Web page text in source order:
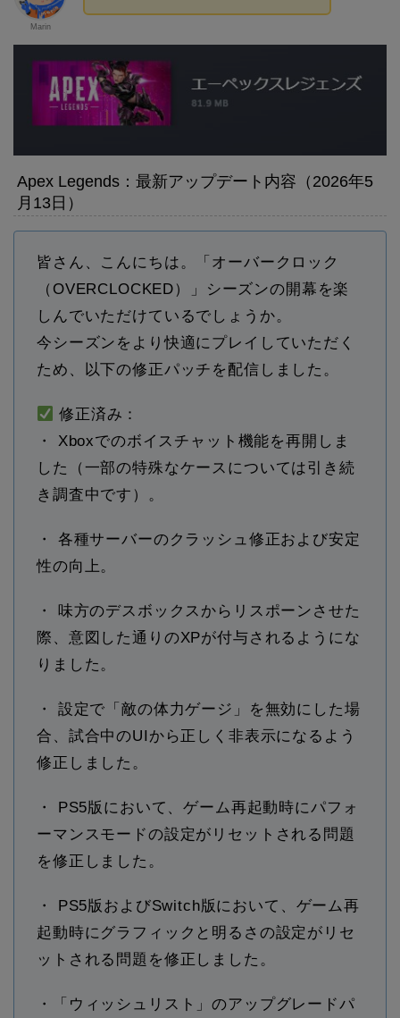
Marin
Apex Legends：最新アップデート内容（2026年5
月13日）
皆さん、こんにちは。「オーバークロック
（OVERCLOCKED）」シーズンの開幕を楽
しんでいただけているでしょうか。
今シーズンをより快適にプレイしていただく
ため、以下の修正パッチを配信しました。
修正済み：
・ Xboxでのボイスチャット機能を再開しま
した（一部の特殊なケースについては引き続
き調査中です）。
・ 各種サーバーのクラッシュ修正および安定
性の向上。
・ 味方のデスボックスからリスポーンさせた
際、意図した通りのXPが付与されるようにな
りました。
・ 設定で「敵の体力ゲージ」を無効にした場
合、試合中のUIから正しく非表示になるよう
修正しました。
・ PS5版において、ゲーム再起動時にパフォ
ーマンスモードの設定がリセットされる問題
を修正しました。
・ PS5版およびSwitch版において、ゲーム再
起動時にグラフィックと明るさの設定がリセ
ットされる問題を修正しました。
・「ウィッシュリスト」のアップグレードパ